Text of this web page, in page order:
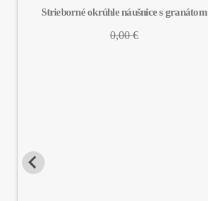
Strieborné okrúhle náušnice s granátom
0,00 €